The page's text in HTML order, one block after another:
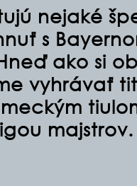
nejaké
s
ako si
vyhrávať